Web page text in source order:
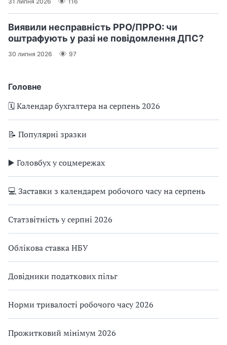
Головне
🗓️ Календар бухгалтера на серпень 2026
📝 Популярні зразки
▶️ Головбух у соцмережах
💻 Заставки з календарем робочого часу на серпень
Статзвітність у серпні 2026
Облікова ставка НБУ
Довідники податкових пільг
Норми тривалості робочого часу 2026
Прожитковий мінімум 2026
Виявили несправність РРО/ПРРО: чи
оштрафують у разі не повідомлення ДПС?
30 липня 2026 97